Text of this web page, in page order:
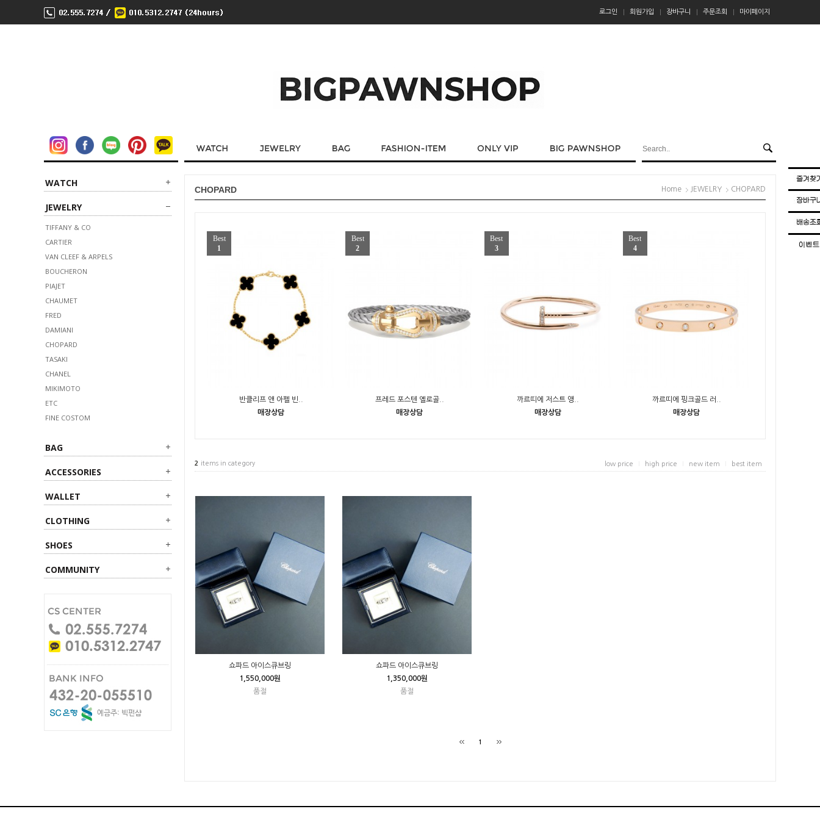
로그인 회원가입 장바구니 주문조회 마이페이지
WATCH
JEWELRY
TIFFANY & CO
CARTIER
VAN CLEEF & ARPELS
BOUCHERON
PIAJET
CHAUMET
FRED
DAMIANI
CHOPARD
TASAKI
CHANEL
MIKIMOTO
ETC
FINE COSTOM
BAG
ACCESSORIES
WALLET
CLOTHING
SHOES
COMMUNITY
Home JEWELRY CHOPARD
CHOPARD
Best
1
반클리프 앤 아펠 빈..
매장상담
Best
2
프레드 포스텐 옐로골..
매장상담
Best
3
까르띠에 저스트 앵..
매장상담
Best
4
까르띠에 핑크골드 러..
매장상담
low price high price new item best item
2 items in category
쇼파드 아이스큐브링
1,550,000원
품절
쇼파드 아이스큐브링
1,350,000원
품절
1